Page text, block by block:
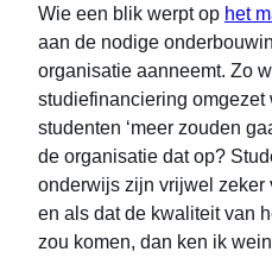
Wie een blik werpt op het
aan de nodige
organisatie aanneemt. Zo
studiefinanciering omgezet
studenten ‘meer zouden
de organisatie dat op?
onderwijs zijn vrijwel zeker
en als dat de kwaliteit van
zou komen, dan ken ik